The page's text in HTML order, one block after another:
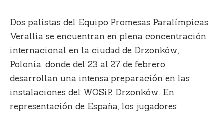
Dos palistas del Equipo Promesas Paralímpicas
Verallia se encuentran en plena concentración
internacional en la ciudad de Drzonków,
Polonia, donde del 23 al 27 de febrero
desarrollan una intensa preparación en las
instalaciones del WOSiR Drzonków. En
representación de España, los jugadores